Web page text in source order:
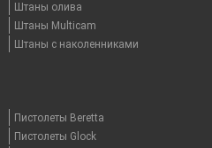
Штаны олива
Штаны Multicam
Штаны с наколенниками
Пистолеты Beretta
Пистолеты Glock